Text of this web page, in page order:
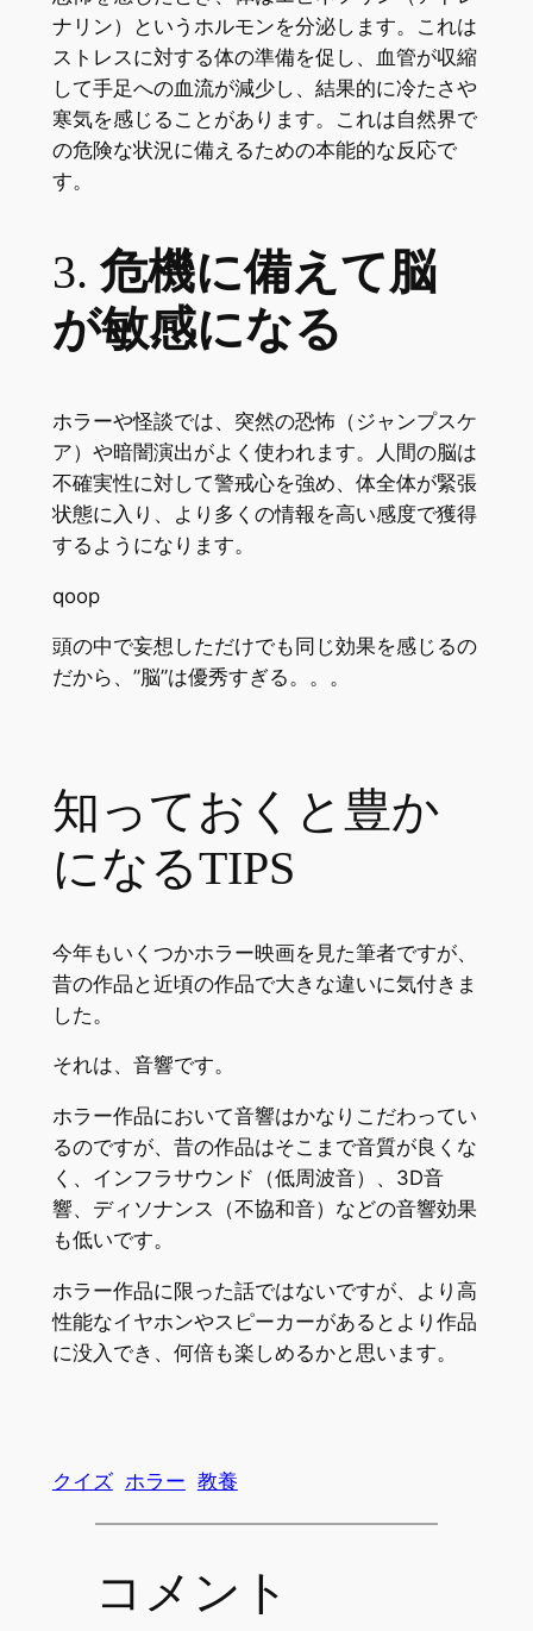
ナリン）というホルモンを分泌します。これは
ストレスに対する体の準備を促し、血管が収縮
して手足への血流が減少し、結果的に冷たさや
寒気を感じることがあります。これは自然界で
の危険な状況に備えるための本能的な反応で
す。
3. 危機に備えて脳
が敏感になる
ホラーや怪談では、突然の恐怖（ジャンプスケ
ア）や暗闇演出がよく使われます。人間の脳は
不確実性に対して警戒心を強め、体全体が緊張
状態に入り、より多くの情報を高い感度で獲得
するようになります。
頭の中で妄想しただけでも同じ効果を感じるの
だから、”脳”は優秀すぎる。。。
知っておくと豊か
になるTIPS
今年もいくつかホラー映画を見た筆者ですが、
昔の作品と近頃の作品で大きな違いに気付きま
した。
それは、音響です。
ホラー作品において音響はかなりこだわってい
るのですが、昔の作品はそこまで音質が良くな
く、インフラサウンド（低周波音）、3D音
響、ディソナンス（不協和音）などの音響効果
も低いです。
ホラー作品に限った話ではないですが、より高
性能なイヤホンやスピーカーがあるとより作品
に没入でき、何倍も楽しめるかと思います。
クイズ ホラー 教養
コメント